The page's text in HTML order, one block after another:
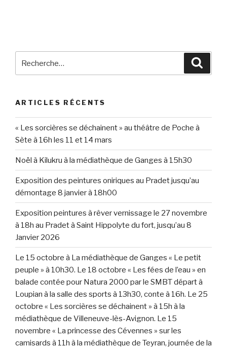
ARTICLES RÉCENTS
« Les sorcières se déchainent » au théâtre de Poche à
Sète à 16h les 11 et 14 mars
Noël à Kilukru à la médiathèque de Ganges à 15h30
Exposition des peintures oniriques au Pradet jusqu’au
démontage 8 janvier à 18h00
Exposition peintures à rêver vernissage le 27 novembre
à 18h au Pradet à Saint Hippolyte du fort, jusqu’au 8
Janvier 2026
Le 15 octobre à La médiathèque de Ganges « Le petit
peuple » à 10h30. Le 18 octobre « Les fées de l’eau » en
balade contée pour Natura 2000 par le SMBT départ à
Loupian à la salle des sports à 13h30, conte à 16h. Le 25
octobre « Les sorcières se déchainent » à 15h à la
médiathèque de Villeneuve-lès-Avignon. Le 15
novembre « La princesse des Cévennes » sur les
camisards à 11h à la médiathèque de Teyran, journée de la